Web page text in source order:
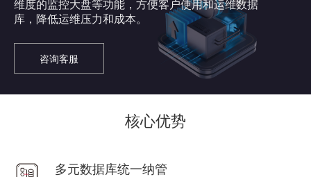
维度的监控大盘等功能，方便客户使用和运维数据
库，降低运维压力和成本。
咨询客服
核心优势
多元数据库统一纳管